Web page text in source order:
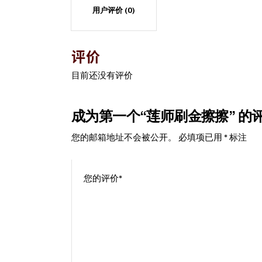
用户评价 (0)
评价
目前还没有评价
成为第一个“莲师刷金擦擦” 的
您的邮箱地址不会被公开。 必填项已用 *标注